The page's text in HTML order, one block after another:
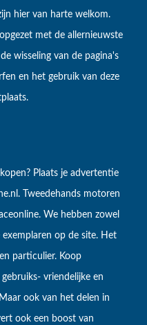
hier van harte welkom.
met de allernieuwste
wisseling van de pagina's
en het gebruik van deze
Plaats je advertentie
Tweedehands motoren
We hebben zowel
op de site. Het
particulier. Koop
vriendelijke en
ook van het delen in
ook een boost van